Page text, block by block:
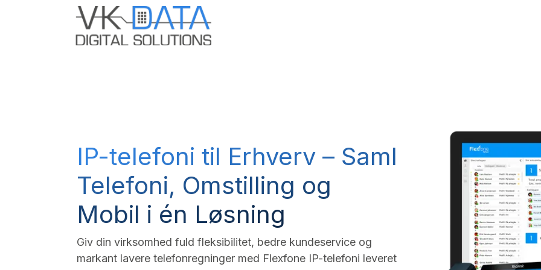
IP-telefoni til Erhverv – Saml
Telefoni, Omstilling og
Mobil i én Løsning
Giv din virksomhed fuld fleksibilitet, bedre kundeservice og
markant lavere telefonregninger med Flexfone IP-telefoni leveret